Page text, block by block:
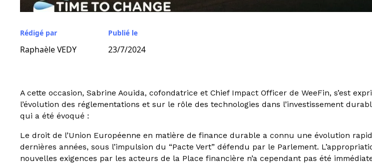
Rédigé par
Raphaèle VEDY
Publié le
23/7/2024
A cette occasion, Sabrine Aouida, cofondatrice et Chief Impact Officer de WeeFin, s’est
l’évolution des réglementations et sur le rôle des technologies dans l’investissement
qui a été évoqué :
Le droit de l’Union Européenne en matière de finance durable a connu une évolution
dernières années, sous l’impulsion du “Pacte Vert” défendu par le Parlement.
nouvelles exigences par les acteurs de la Place financière n’a cependant pas été